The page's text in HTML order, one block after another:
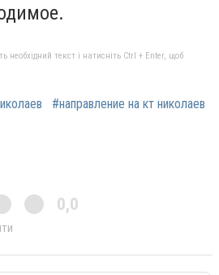
необхідний текст і натисніть Ctrl + Enter, щоб
#направление на кт николаев
0,0